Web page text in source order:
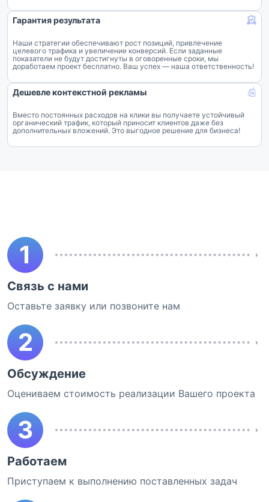
Гарантия результата
Наши стратегии обеспечивают рост позиций, привлечение
целевого трафика и увеличение конверсий. Если заданные
показатели не будут достигнуты в оговоренные сроки, мы
доработаем проект бесплатно. Ваш успех — наша ответственность!
Дешевле контекстной рекламы
Вместо постоянных расходов на клики вы получаете устойчивый
органический трафик, который приносит клиентов даже без
дополнительных вложений. Это выгодное решение для бизнеса!
1
Связь с нами
Оставьте заявку или позвоните нам
2
Обсуждение
Оцениваем стоимость реализации Вашего проекта
3
Работаем
Приступаем к выполнению поставленных задач